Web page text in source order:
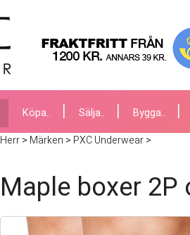
Köpa.. Sälja.. Bygga..
Herr> Märken > PXC Underwear>
Maple boxer 2P